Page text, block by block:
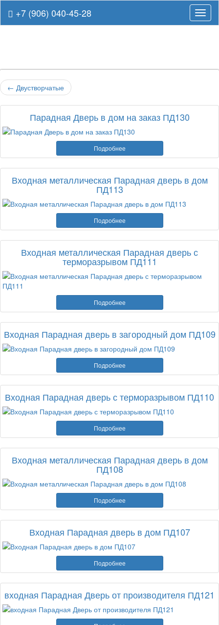
+7 (906) 040-45-28
← Двустворчатые
Парадная Дверь в дом на заказ ПД130
Подробнее
Входная металлическая Парадная дверь в дом
ПД113
Подробнее
Входная металлическая Парадная дверь с
терморазрывом ПД111
Подробнее
Входная Парадная дверь в загородный дом ПД109
Подробнее
Входная Парадная дверь с терморазрывом ПД110
Подробнее
Входная металлическая Парадная дверь в дом
ПД108
Подробнее
Входная Парадная дверь в дом ПД107
Подробнее
входная Парадная Дверь от производителя ПД121